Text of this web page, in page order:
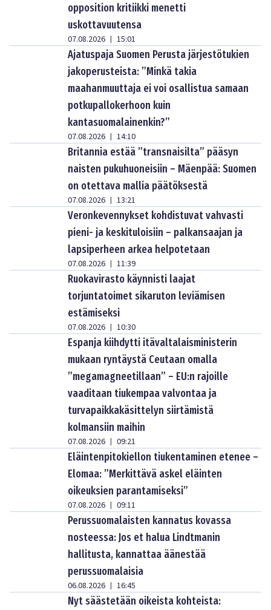
opposition kritiikki menetti
uskottavuutensa
07.08.2026 | 15:01
Ajatuspaja Suomen Perusta järjestötukien
jakoperusteista: ”Minkä takia
maahanmuuttaja ei voi osallistua samaan
potkupallokerhoon kuin
kantasuomalainenkin?”
07.08.2026 | 14:10
Britannia estää ”transnaisilta” pääsyn
naisten pukuhuoneisiin – Mäenpää: Suomen
on otettava mallia päätöksestä
07.08.2026 | 13:21
Veronkevennykset kohdistuvat vahvasti
pieni- ja keskituloisiin – palkansaajan ja
lapsiperheen arkea helpotetaan
07.08.2026 | 11:39
Ruokavirasto käynnisti laajat
torjuntatoimet sikaruton leviämisen
estämiseksi
07.08.2026 | 10:30
Espanja kiihdytti itävaltalaisministerin
mukaan ryntäystä Ceutaan omalla
”megamagneetillaan” – EU:n rajoille
vaaditaan tiukempaa valvontaa ja
turvapaikkakäsittelyn siirtämistä
kolmansiin maihin
07.08.2026 | 09:21
Eläintenpitokiellon tiukentaminen etenee –
Elomaa: ”Merkittävä askel eläinten
oikeuksien parantamiseksi”
07.08.2026 | 09:11
Perussuomalaisten kannatus kovassa
nosteessa: Jos et halua Lindtmanin
hallitusta, kannattaa äänestää
perussuomalaisia
06.08.2026 | 16:45
Nyt säästetään oikeista kohteista: